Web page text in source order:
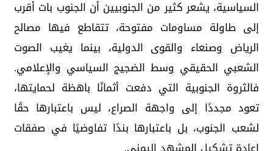
السياسية، يشعر كثير من الجنوبيين أن الجنوب بات أقرب
إلى طاولة مساومات مفتوحة، تتقاطع فيها مصالح
الرياض وصنعاء والقوى الدولية، بينما يغيب الصوت
الشعبي الحقيقي وسط الضجيج السياسي والإعلامي.
فالثروة الجنوبية التي دفعت أثمانًا باهظة لحمايتها،
تعود مجددًا إلى واجهة الصراع، ليس باعتبارها حقًا
لشعب الجنوب، بل باعتبارها بندًا تفاوضيًا في صفقات